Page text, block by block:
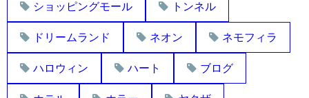
ショッピングモール トンネル
ドリームランド ネオン ネモフィラ
ハロウィン ハート ブログ